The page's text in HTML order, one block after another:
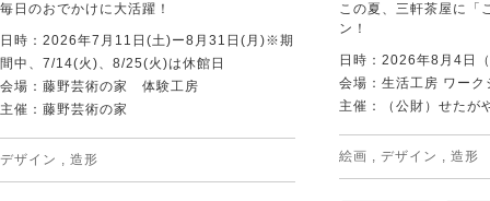
毎日のおでかけに大活躍！
日時：2026年7月11日(土)ー8月31日(月)※期
間中、7/14(火)、8/25(火)は休館日
会場：藤野芸術の家 体験工房
主催：藤野芸術の家
デザイン , 造形
この夏、三軒茶屋に「
ン！
日時：2026年8月4日
会場：生活工房 ワー
主催：（公財）せたが
絵画 , デザイン , 造形